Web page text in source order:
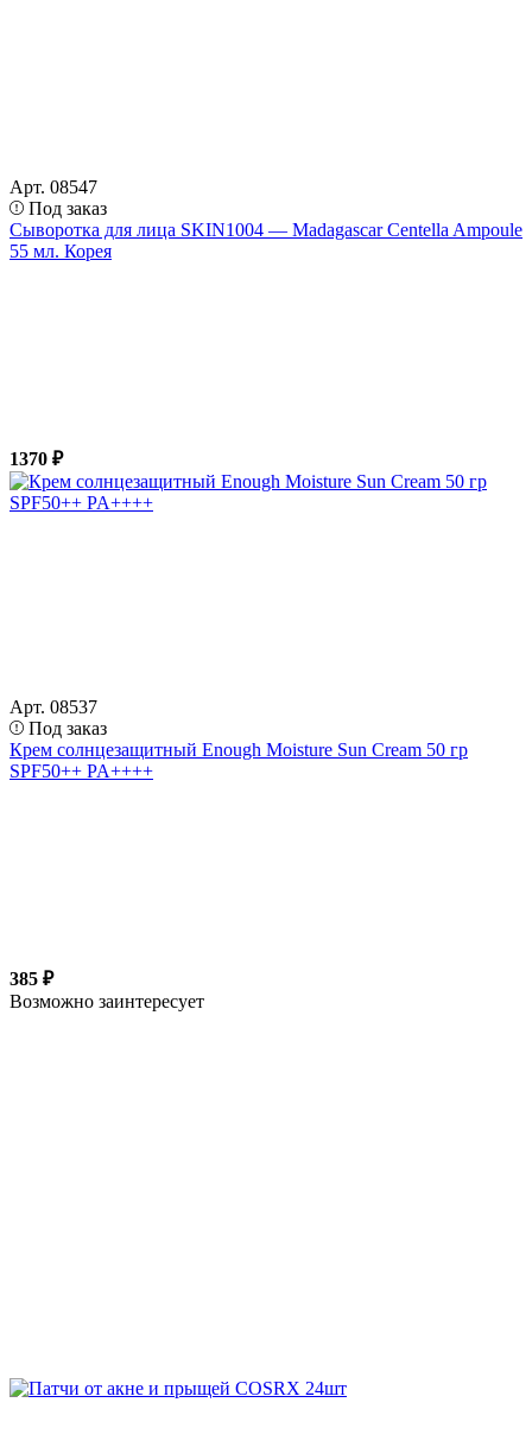
Арт. 08547
Под заказ
Сыворотка для лица SKIN1004 — Madagascar Centella Ampoule
55 мл. Корея
1370 ₽
Арт. 08537
Под заказ
Крем солнцезащитный Enough Moisture Sun Cream 50 гр
SPF50++ PA++++
385 ₽
Возможно заинтересует